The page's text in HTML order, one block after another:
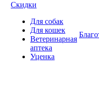
Скидки
Для собак
Для кошек
Ветеринарная
аптека
Уценка